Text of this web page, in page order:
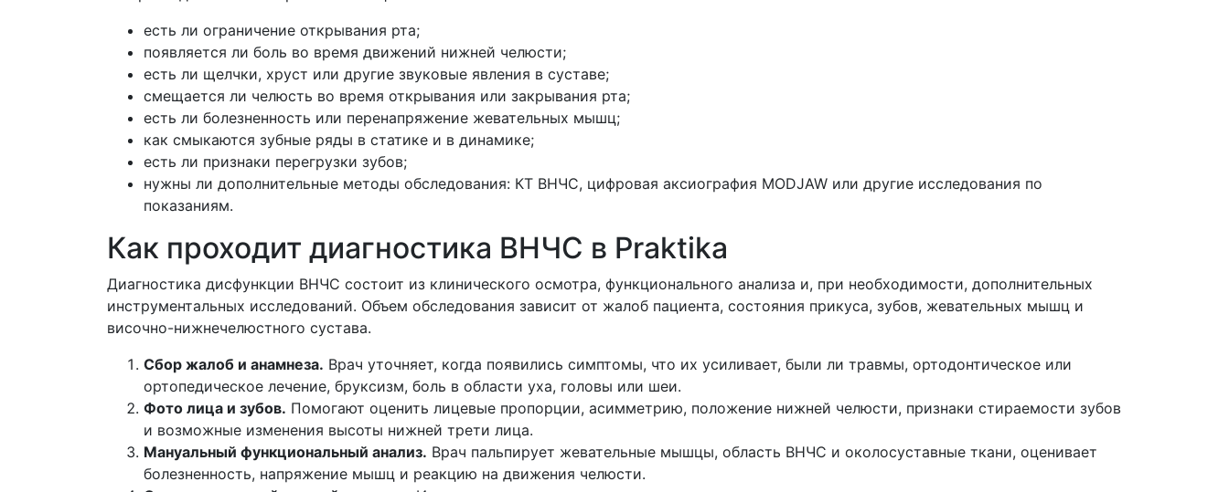
есть ли ограничение открывания рта;
появляется ли боль во время движений нижней челюсти;
есть ли щелчки, хруст или другие звуковые явления в суставе;
смещается ли челюсть во время открывания или закрывания рта;
есть ли болезненность или перенапряжение жевательных мышц;
как смыкаются зубные ряды в статике и в динамике;
есть ли признаки перегрузки зубов;
нужны ли дополнительные методы обследования: КТ ВНЧС, цифровая аксиография MODJAW или другие исследования по
показаниям.
Как проходит диагностика ВНЧС в Praktika
Диагностика дисфункции ВНЧС состоит из клинического осмотра, функционального анализа и, при необходимости, дополнительных
инструментальных исследований. Объем обследования зависит от жалоб пациента, состояния прикуса, зубов, жевательных мышц и
височно-нижнечелюстного сустава.
Сбор жалоб и анамнеза. Врач уточняет, когда появились симптомы, что их усиливает, были ли травмы, ортодонтическое или
ортопедическое лечение, бруксизм, боль в области уха, головы или шеи.
Фото лица и зубов. Помогают оценить лицевые пропорции, асимметрию, положение нижней челюсти, признаки стираемости зубов
и возможные изменения высоты нижней трети лица.
Мануальный функциональный анализ. Врач пальпирует жевательные мышцы, область ВНЧС и околосуставные ткани, оценивает
болезненность, напряжение мышц и реакцию на движения челюсти.